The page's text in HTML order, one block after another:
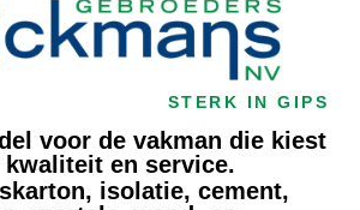
STERK IN GIPS
voor de vakman die kiest
kwaliteit en service.
isolatie, cement,